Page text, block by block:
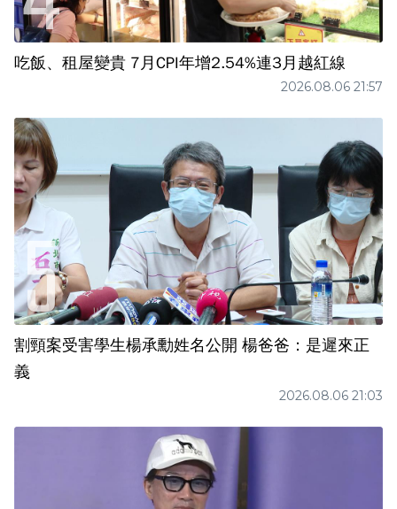
吃飯、租屋變貴 7月CPI年增2.54%連3月越紅線
2026.08.06 21:57
割頸案受害學生楊承勳姓名公開 楊爸爸：是遲來正
義
2026.08.06 21:03